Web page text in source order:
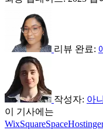
리뷰 완료:
작성자: 아
이 기사에는
WixSquareSpace